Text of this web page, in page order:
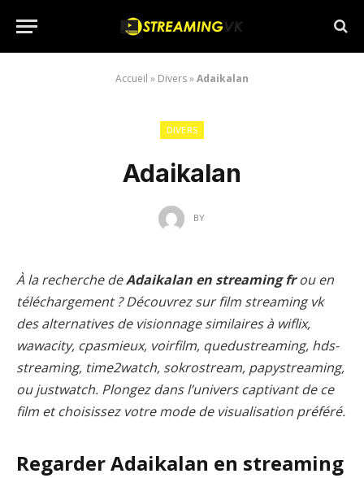
Accueil » Divers»Adaikalan
DIVERS
Adaikalan
BY
À la recherche deAdaikalan en streaming frou en
téléchargement ? Découvrez sur film streaming vk
des alternatives de visionnage similaires à wiflix,
wawacity, cpasmieux, voirfilm, quedustreaming, hds-
streaming, time2watch, sokrostream, papystreaming,
ou justwatch. Plongez dans l’univers captivant de ce
film et choisissez votre mode de visualisation préféré.
Regarder Adaikalan en streaming